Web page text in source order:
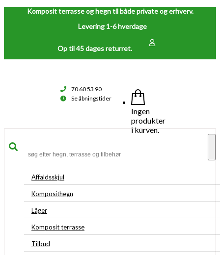
Komposit terrasse og hegn til både private og erhverv.
Levering 1-6 hverdage
Op til 45 dages returret.
70 60 53 90
Se åbningstider
Ingen
produkter
i kurven.
Affaldsskjul
Komposithegn
Låger
Komposit terrasse
Tilbud